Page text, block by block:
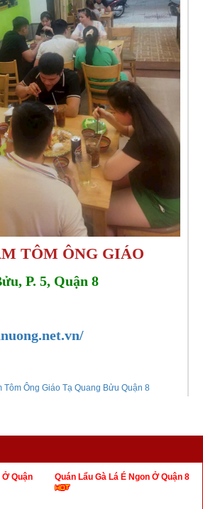
TÔM ÔNG GIÁO
P. 5, Quận 8
Tôm Ông Giáo Tạ Quang Bửu Quận 8
Ở Quận
Quán Lẩu Gà Lá É Ngon Ở Quận 8